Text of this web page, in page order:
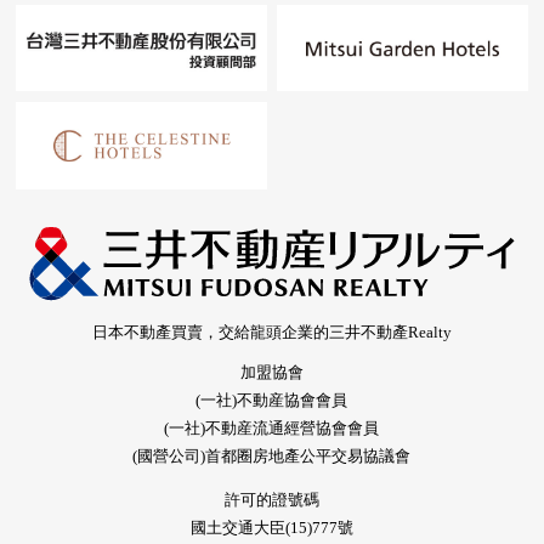
日本不動產買賣，交給龍頭企業的三井不動產Realty
加盟協會
(一社)不動産協會會員
(一社)不動産流通經營協會會員
(國營公司)首都圈房地產公平交易協議會
許可的證號碼
國土交通大臣(15)777號